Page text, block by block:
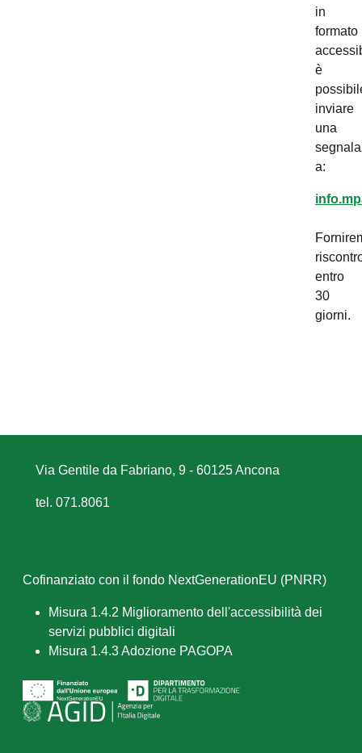
in
formato
è
inviare
una
a:
entro
30
giorni.
Via Gentile da Fabriano, 9 - 60125 Ancona
tel. 071.8061
Cofinanziato con il fondo NextGenerationEU (PNRR)
Misura 1.4.2 Miglioramento dell'accessibilità dei
servizi pubblici digitali
Misura 1.4.3 Adozione PAGOPA